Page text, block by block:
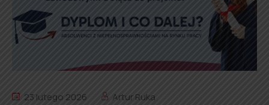
23 lutego 2026
Artur Ruka